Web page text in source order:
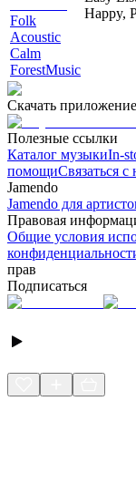
Folk
Acoustic
Calm
ForestMusic
Happy,
Скачать приложение
Полезные ссылки
Каталог музыкиIn-
помощиСвязаться с
Jamendo
Jamendo для
Правовая
Общие условия
прав
Подписаться